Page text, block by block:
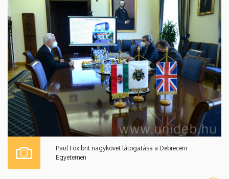
Paul Fox brit nagykövet látogatása a Debreceni
Egyetemen